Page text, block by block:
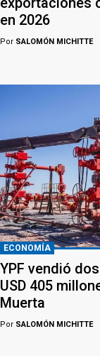
en 2026
Por SALOMÓN MICHITTE
ECONOMÍA
YPF vendió
USD 405
Muerta
Por SALOMÓN MICHITTE